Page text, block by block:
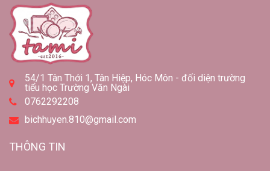
54/1 Tân Thới 1, Tân Hiệp, Hóc Môn - đối diện trường
tiểu học Trường Văn Ngài
0762292208
bichhuyen.810@gmail.com
THÔNG TIN